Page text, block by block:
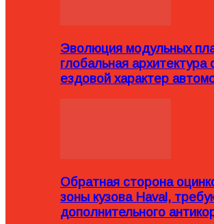
Эволюция модульных
глобальная архитектура
ездовой характер
Обратная сторона
зоны кузова Haval,
дополнительного